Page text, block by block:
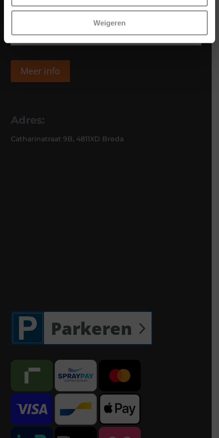
Weigeren
Meer info
Adres:
Catharinatraat 9B, 4811XD Breda
Parkeren